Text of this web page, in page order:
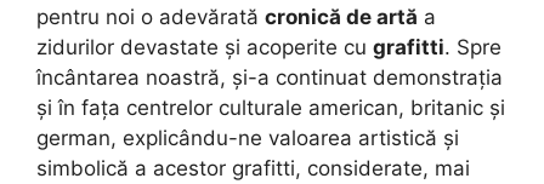
pentru noi o adevărată cronică de artă a
zidurilor devastate și acoperite cu grafitti. Spre
încântarea noastră, și-a continuat demonstrația
și în fața centrelor culturale american, britanic și
german, explicându-ne valoarea artistică și
simbolică a acestor grafitti, considerate, mai